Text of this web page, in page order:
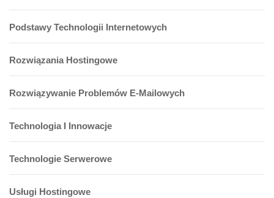
Podstawy Technologii Internetowych
Rozwiązania Hostingowe
Rozwiązywanie Problemów E-Mailowych
Technologia I Innowacje
Technologie Serwerowe
Usługi Hostingowe